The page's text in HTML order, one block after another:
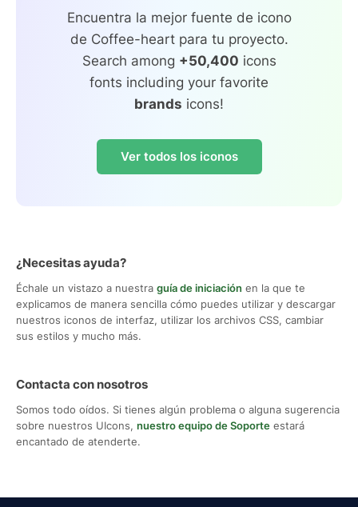
Encuentra la mejor fuente de icono
de Coffee-heart para tu proyecto.
Search among +50,400 icons
fonts including your favorite
brands icons!
Ver todos los iconos
¿Necesitas ayuda?
Échale un vistazo a nuestra guía de iniciación en la que te
explicamos de manera sencilla cómo puedes utilizar y descargar
nuestros iconos de interfaz, utilizar los archivos CSS, cambiar
sus estilos y mucho más.
Contacta con nosotros
Somos todo oídos. Si tienes algún problema o alguna sugerencia
sobre nuestros UIcons, nuestro equipo de Soporte estará
encantado de atenderte.